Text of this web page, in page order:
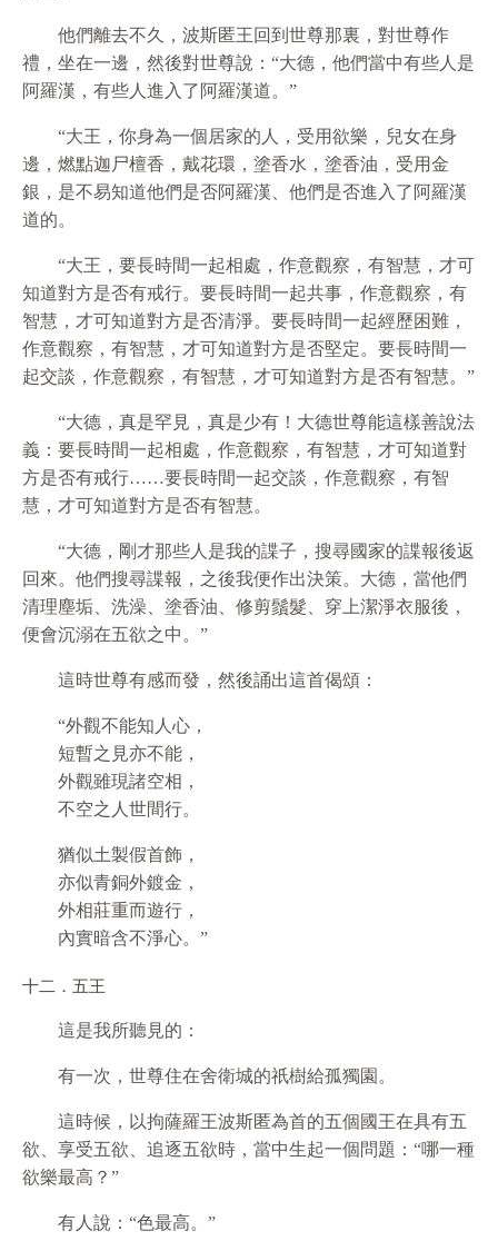
他們離去不久，波斯匿王回到世尊那裏，對世尊作
禮，坐在一邊，然後對世尊說：“大德，他們當中有些人是
阿羅漢，有些人進入了阿羅漢道。”
“大王，你身為一個居家的人，受用欲樂，兒女在身
邊，燃點迦尸檀香，戴花環，塗香水，塗香油，受用金
銀，是不易知道他們是否阿羅漢、他們是否進入了阿羅漢
道的。
“大王，要長時間一起相處，作意觀察，有智慧，才可
知道對方是否有戒行。要長時間一起共事，作意觀察，有
智慧，才可知道對方是否清淨。要長時間一起經歷困難，
作意觀察，有智慧，才可知道對方是否堅定。要長時間一
起交談，作意觀察，有智慧，才可知道對方是否有智慧。”
“大德，真是罕見，真是少有！大德世尊能這樣善說法
義：要長時間一起相處，作意觀察，有智慧，才可知道對
方是否有戒行……要長時間一起交談，作意觀察，有智
慧，才可知道對方是否有智慧。
“大德，剛才那些人是我的諜子，搜尋國家的諜報後返
回來。他們搜尋諜報，之後我便作出決策。大德，當他們
清理塵垢、洗澡、塗香油、修剪鬚髮、穿上潔淨衣服後，
便會沉溺在五欲之中。”
這時世尊有感而發，然後誦出這首偈頌：
“外觀不能知人心，
短暫之見亦不能，
外觀雖現諸空相，
不空之人世間行。
猶似土製假首飾，
亦似青銅外鍍金，
外相莊重而遊行，
內實暗含不淨心。”
十二．五王
這是我所聽見的：
有一次，世尊住在舍衛城的祇樹給孤獨園。
這時候，以拘薩羅王波斯匿為首的五個國王在具有五
欲、享受五欲、追逐五欲時，當中生起一個問題：“哪一種
欲樂最高？”
有人說：“色最高。”